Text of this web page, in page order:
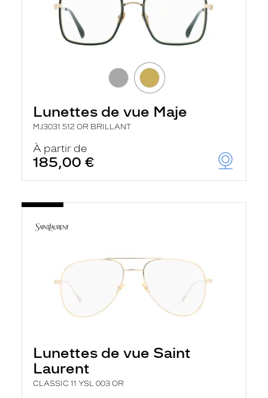
Lunettes de vue Maje
MJ3031 512 OR BRILLANT
À partir de
185,00 €
Lunettes de vue Saint
Laurent
CLASSIC 11 YSL 003 OR